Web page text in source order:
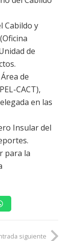
Cabildo y
de
de
CACT),
en las
Insular del
para la
siguiente